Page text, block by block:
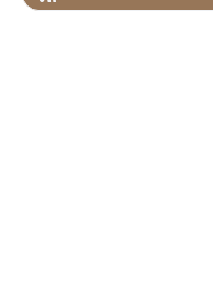
inte